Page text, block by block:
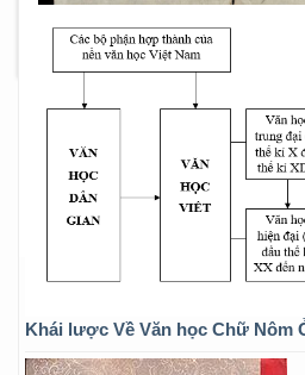
Khái lược Về Văn học Chữ Nôm